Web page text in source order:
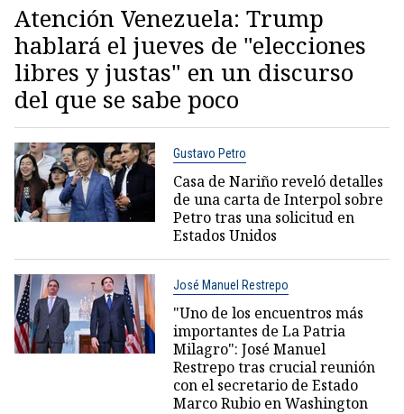
Atención Venezuela: Trump
hablará el jueves de "elecciones
libres y justas" en un discurso
del que se sabe poco
Gustavo Petro
Casa de Nariño reveló detalles
de una carta de Interpol sobre
Petro tras una solicitud en
Estados Unidos
José Manuel Restrepo
"Uno de los encuentros más
importantes de La Patria
Milagro": José Manuel
Restrepo tras crucial reunión
con el secretario de Estado
Marco Rubio en Washington